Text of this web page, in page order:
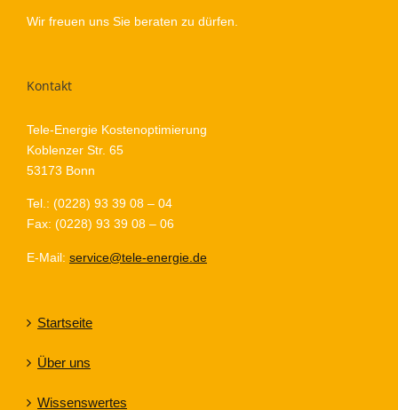
Wir freuen uns Sie beraten zu dürfen.
Kontakt
Tele-Energie Kostenoptimierung
Koblenzer Str. 65
53173 Bonn
Tel.: (0228) 93 39 08 – 04
Fax: (0228) 93 39 08 – 06
E-Mail: service@tele-energie.de
Startseite
Über uns
Wissenswertes